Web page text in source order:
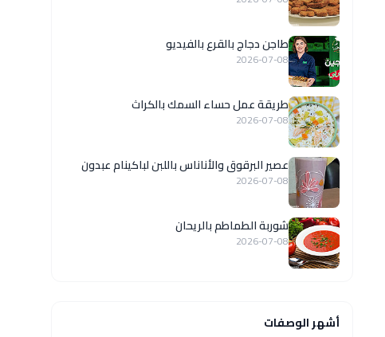
طاجن دجاج بالقرع بالفيديو
2026-07-08
طريقة عمل حساء السمك بالكراث
2026-07-08
عصير البرقوق والأناناس باللبن لباكينام عبدون
2026-07-08
شوربة الطماطم بالريحان
2026-07-08
أشهر الوصفات